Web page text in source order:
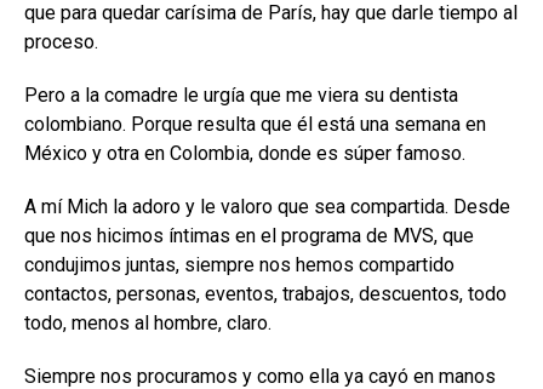
que para quedar carísima de París, hay que darle tiempo al
proceso.
Pero a la comadre le urgía que me viera su dentista
colombiano. Porque resulta que él está una semana en
México y otra en Colombia, donde es súper famoso.
A mí Mich la adoro y le valoro que sea compartida. Desde
que nos hicimos íntimas en el programa de MVS, que
condujimos juntas, siempre nos hemos compartido
contactos, personas, eventos, trabajos, descuentos, todo
todo, menos al hombre, claro.
Siempre nos procuramos y como ella ya cayó en manos